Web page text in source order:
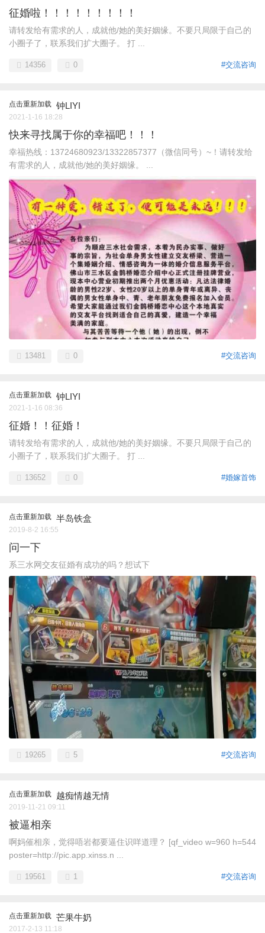
征婚啦！！！！！！！！！
请转发给有需求的人，成就他/她的美好姻缘。不要只局限于自己的
小圈子了，联系我们扩大圈子。 打 ...
#交流咨询
14356 0
点击重新加载 钟LIYI
2021-1-16 18:28
快来寻找属于你的幸福吧！！！
幸福热线：13724680923/13322857377（微信同号）~！请转发给
有需求的人，成就他/她的美好姻缘。 ...
#交流咨询
13481 0
点击重新加载 钟LIYI
2021-1-16 08:36
征婚！！征婚！
请转发给有需求的人，成就他/她的美好姻缘。不要只局限于自己的
小圈子了，联系我们扩大圈子。 打 ...
#婚嫁首饰
13652 0
点击重新加载 半岛铁盒
2019-8-2 16:55
问一下
系三水网交友征婚有成功的吗？想试下
#交流咨询
19265 5
点击重新加载 越痴情越无情
2019-11-21 09:11
被逼相亲
啊妈催相亲，觉得唔岩都要逼住识咩道理？ [qf_video w=960 h=544
poster=http://pic.app.xinss.n ...
#交流咨询
19561 1
点击重新加载 芒果牛奶
2017-2-13 11:18